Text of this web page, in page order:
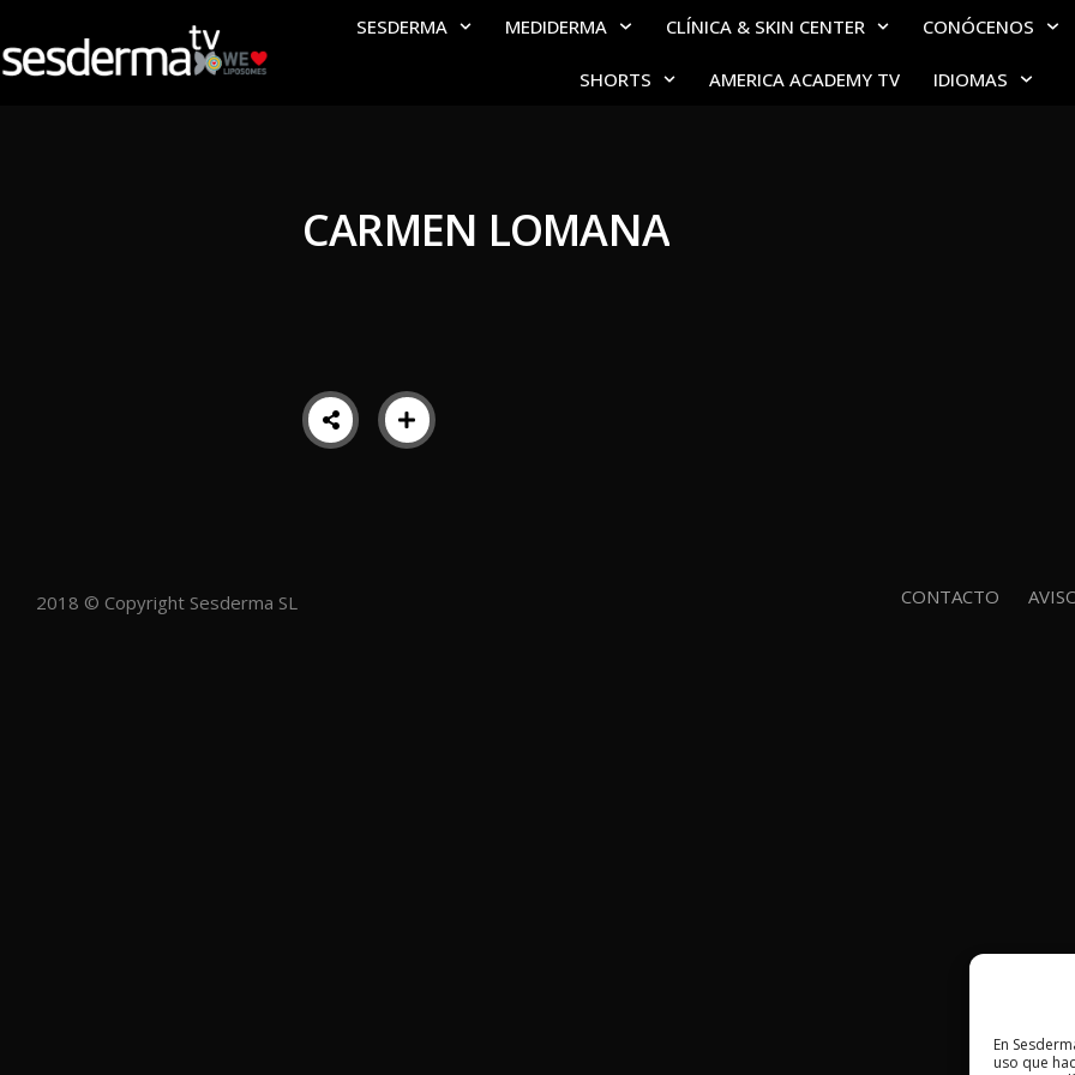
En
uso que
SESDERMA MEDIDERMA CLÍNICA & SKIN CENTER CONÓCENOS
SHORTS AMERICA ACADEMY TV IDIOMAS
CARMEN LOMANA
2018 © Copyright Sesderma SL CONTACTO